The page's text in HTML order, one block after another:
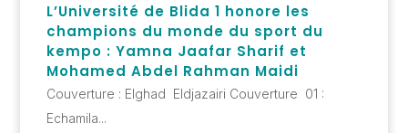
L’Université de Blida 1 honore les
champions du monde du sport du
kempo : Yamna Jaafar Sharif et
Mohamed Abdel Rahman Maidi
Couverture : Elghad Eldjazairi Couverture 01 :
Echamila...